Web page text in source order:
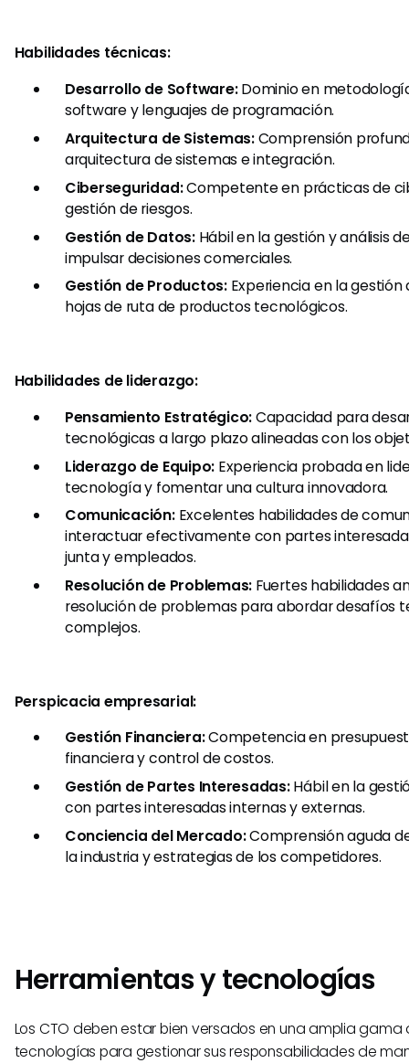
Habilidades técnicas:
Desarrollo de Software:Dominio en
software y lenguajes de programación.
Arquitectura de Sistemas:Comprensión
arquitectura de sistemas e integración.
Ciberseguridad:Competente en prácticas de
gestión de riesgos.
Gestión de Datos:Hábil en la gestión y análisis
impulsar decisiones comerciales.
Gestión de Productos:Experiencia en la gestión
hojas de ruta de productos tecnológicos.
Habilidades de liderazgo:
Pensamiento Estratégico:Capacidad para
tecnológicas a largo plazo alineadas con los
Liderazgo de Equipo: Experiencia probada en
tecnología y fomentar una cultura innovadora.
Comunicación:Excelentes habilidades de
interactuar efectivamente con partes
junta y empleados.
Resolución de Problemas: Fuertes habilidades
resolución de problemas para abordar desafíos
complejos.
Perspicacia empresarial:
Gestión Financiera:Competencia en
financiera y control de costos.
Gestión de Partes Interesadas:Hábil en la
con partes interesadas internas y externas.
Conciencia del Mercado:Comprensión aguda
la industria y estrategias de los competidores.
Herramientas y tecnologías
Los CTO deben estar bien versados en una amplia
tecnologías para gestionar sus responsabilidades de